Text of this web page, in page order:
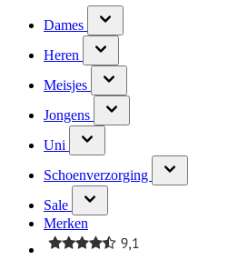
Dames
Heren
Meisjes
Jongens
Uni
Schoenverzorging
Sale
Merken